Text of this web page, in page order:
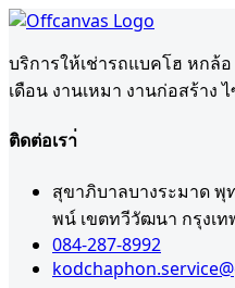
บริการให้เช่ารถแบคโฮ หกล้
เดือน งานเหมา งานก่อสร้าง
ติดต่อเรา่
สุขาภิบาลบางระมาด
พน์ เขตทวีวัฒนา กรุงเ
084-287-8992